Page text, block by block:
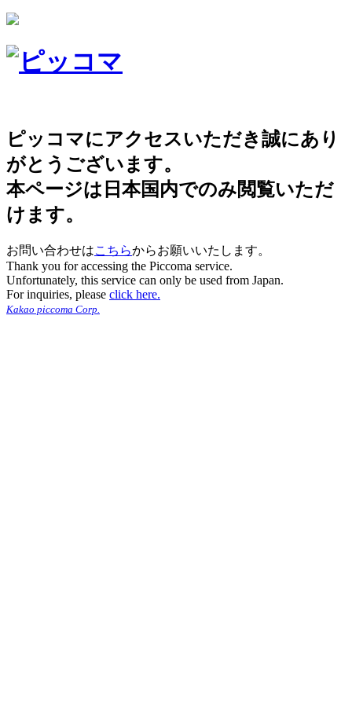
ピッコマにアクセスいただき誠にあり
がとうございます。
本ページは日本国内でのみ閲覧いただ
けます。
お問い合わせはこちらからお願いいたします。
Thank you for accessing the Piccoma service.
Unfortunately, this service can only be used from Japan.
For inquiries, please click here.
Kakao piccoma Corp.